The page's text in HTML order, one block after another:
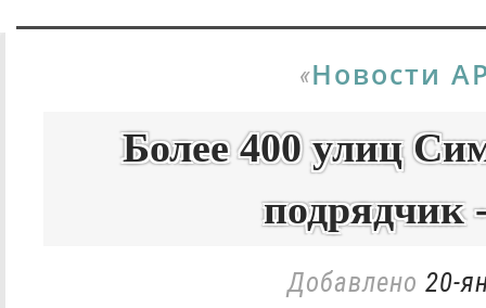
«Новости
Более 400 улиц
подрядчик
Добавлено 20-